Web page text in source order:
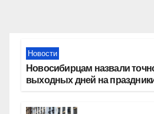
Новости
Новосибирцам назвали
выходных дней на